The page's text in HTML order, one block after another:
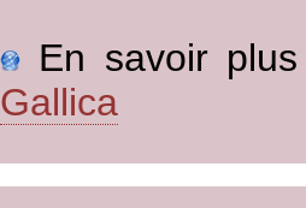
En savoir
Gallica